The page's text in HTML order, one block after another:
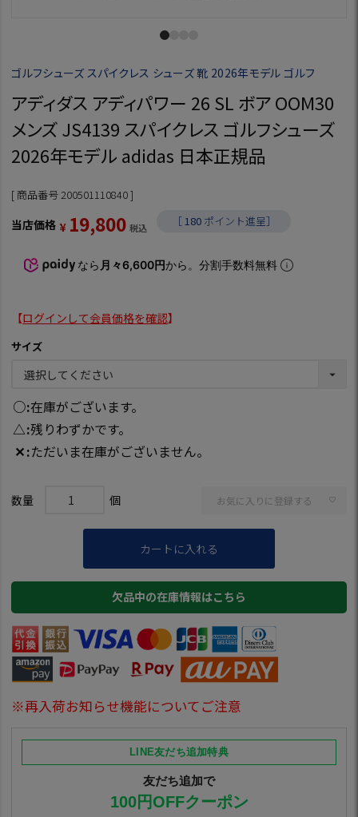
ゴルフシューズ スパイクレス シューズ 靴 2026年モデル ゴルフ
アディダス アディパワー 26 SL ボア OOM30
メンズ JS4139 スパイクレス ゴルフシューズ
2026年モデル adidas 日本正規品
商品番号 200501110840
当店価格 ¥ 19,800 税込 ［180 ポイント進呈］
なら 月々6,600円から。分割手数料無料
【ログインして会員価格を確認】
サイズ
○ 在庫がございます。
△ 残りわずかです。
✕ ただいま在庫がございません。
お気に入りに登録する
カートに入れる
欠品中の在庫情報はこちら
※再入荷お知らせ機能についてご注意
LINE友だち追加特典
友だち追加で
100円OFFクーポン